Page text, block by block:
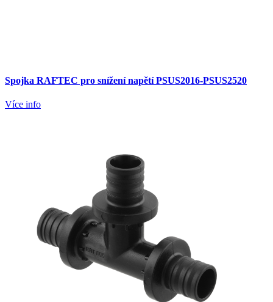
Spojka RAFTEC pro snížení napětí PSUS2016-PSUS2520
Více info